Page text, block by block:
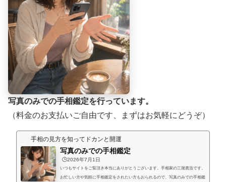
写真のみでの手相鑑定を行っています。
（料金のお支払いご自由です、まずはお気軽にどうぞ）
手相の見方を知ってドカンと開運
写真のみでの手相鑑定
🕒️2026年7月1日
いつもサイトをご覧頂き本当にありがとうございます。手相家の三堀貴浩です。
お忙しい方や気軽に手相鑑定をされたい方もおられるので、写真のみでの手相鑑